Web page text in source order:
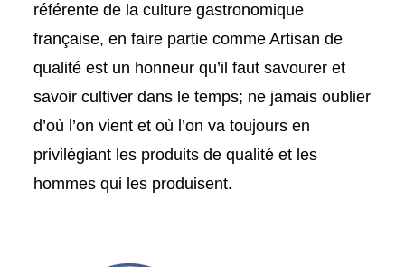
référente de la culture gastronomique
française, en faire partie comme Artisan de
qualité est un honneur qu’il faut savourer et
savoir cultiver dans le temps; ne jamais oublier
d’où l’on vient et où l’on va toujours en
privilégiant les produits de qualité et les
hommes qui les produisent.